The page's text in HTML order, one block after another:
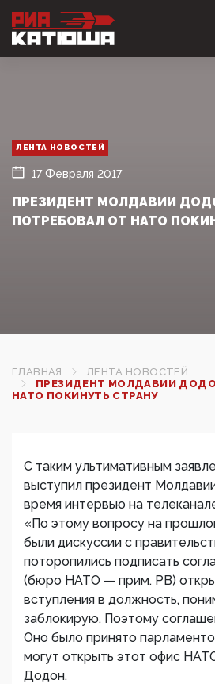
ЛЕНТА НОВОСТЕЙ
17 Февраля 2017
ПРЕЗИДЕНТ МОЛДАВИИ
ПОТРЕБОВАЛ ОТ НАТО
ГЛАВНАЯ
ЛЕНТА НОВОСТЕЙ
ПРЕЗИДЕНТ МОЛДАВИИ
НАТО ПОКИНУТЬ СТРАНУ
С таким ультимативным
выступил президент
время интервью на
«По этому вопросу на
были дискуссии с
поторопились подписать
(бюро НАТО — прим. РВ)
вступления в должность,
заблокирую. Поэтому
Оно было принято
могут открыть этот офис
Додон.